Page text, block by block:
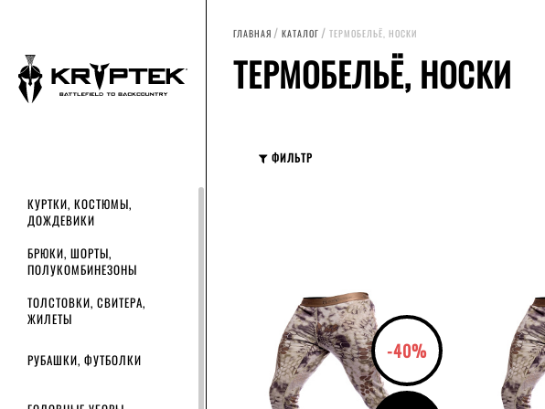
КУРТКИ, КОСТЮМЫ,
ДОЖДЕВИКИ
БРЮКИ, ШОРТЫ,
ПОЛУКОМБИНЕЗОНЫ
ТОЛСТОВКИ, СВИТЕРА,
ЖИЛЕТЫ
РУБАШКИ, ФУТБОЛКИ
ГЛАВНАЯ КАТАЛОГ ТЕРМОБЕЛЬЁ, НОСКИ
ТЕРМОБЕЛЬЁ, НОСКИ
ФИЛЬТР
руб.
РАЗМЕР
S
-40%